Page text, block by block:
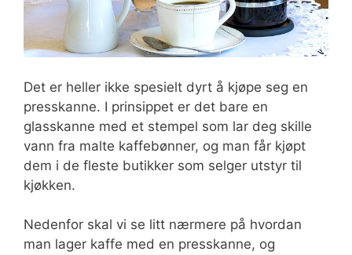
Det er heller ikke spesielt dyrt å kjøpe seg en
presskanne. I prinsippet er det bare en
glasskanne med et stempel som lar deg skille
vann fra malte kaffebønner, og man får kjøpt
dem i de fleste butikker som selger utstyr til
kjøkken.
Nedenfor skal vi se litt nærmere på hvordan
man lager kaffe med en presskanne, og